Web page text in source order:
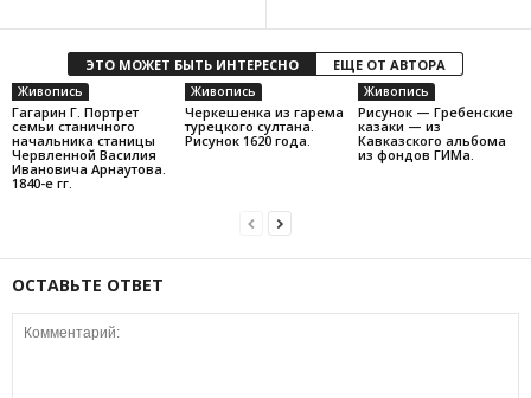
ЭТО МОЖЕТ БЫТЬ ИНТЕРЕСНО ЕЩЕ ОТ АВТОРА
Живопись
Гагарин Г. Портрет
семьи станичного
начальника станицы
Червленной Василия
Ивановича Арнаутова.
1840-е гг.
Живопись
Черкешенка из гарема
турецкого султана.
Рисунок 1620 года.
Живопись
Рисунок — Гребенские
казаки — из
Кавказского альбома
из фондов ГИМа.
ОСТАВЬТЕ ОТВЕТ